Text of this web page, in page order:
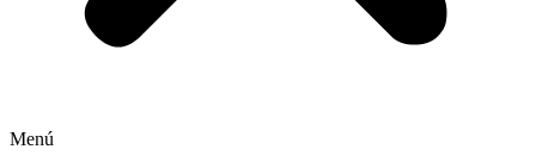
Menú